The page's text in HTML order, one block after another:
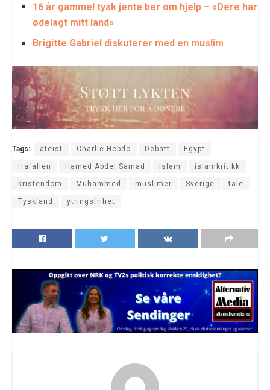
16 år gammel tysk jente ber om hjelp – «Dere har
ødelagt mitt land»
Brigitte Gabriel diskuterer med en muslim
Tags: ateist Charlie Hebdo Debatt Egypt
frafallen Hamed Abdel Samad islam islamkritikk
kristendom Muhammed muslimer Sverige tale
Tyskland ytringsfrihet